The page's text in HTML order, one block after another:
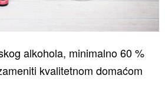
alkohola, minimalno 60 %
kvalitetnom domaćom